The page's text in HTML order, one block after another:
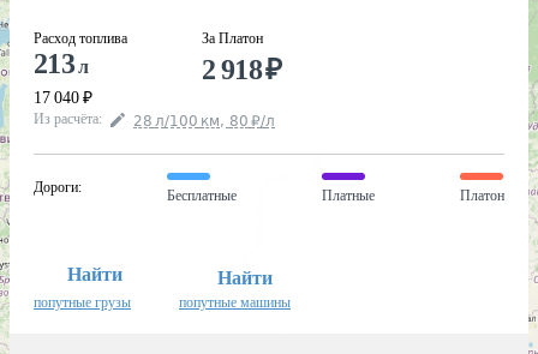
Расход топлива
213л
17 040 ₽
За Платон
2 918₽
Из расчёта: 28 л/100 км, 80 ₽/л
Дороги:
Бесплатные Платные Платон
Найти
попутные грузы
Найти
попутные машины